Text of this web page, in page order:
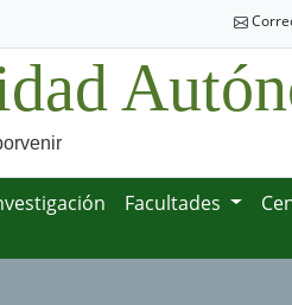
Facultades